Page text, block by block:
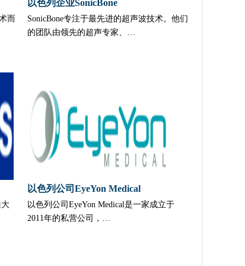
而
以色列企业SonicBone
SonicBone专注于最先进的超声波技术。他们
的团队由领先的超声专家、…
大
以色列公司EyeYon Medical
以色列公司EyeYon Medical是一家成立于
2011年的私营公司，…